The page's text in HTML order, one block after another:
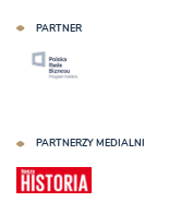
PARTNER
PARTNERZY MEDIALNI